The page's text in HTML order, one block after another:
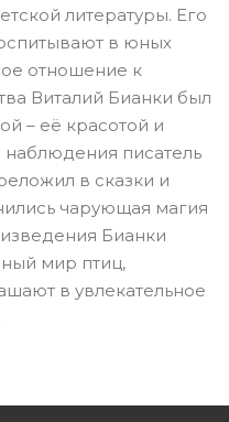
литературы. Его
в юных
отношение к
Виталий Бианки был
– её красотой и
писатель
в сказки и
чарующая магия
Бианки
мир птиц,
в увлекательное